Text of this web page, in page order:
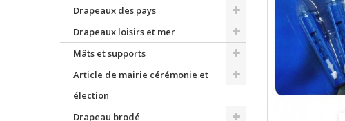
Drapeaux des pays
Drapeaux loisirs et mer
Mâts et supports
Article de mairie cérémonie et
élection
Drapeau brodé